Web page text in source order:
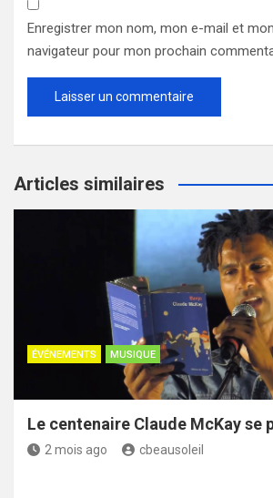
Enregistrer mon nom, mon e-mail et
navigateur pour mon prochain
Articles similaires
ÉVÉNEMENTS MUSIQUE
Le centenaire Claude McKay se
2 mois ago cbeausoleil